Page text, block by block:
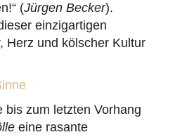
(Jürgen Becker).
einzigartigen
Herz und kölscher Kultur
bis zum letzten Vorhang
eine rasante